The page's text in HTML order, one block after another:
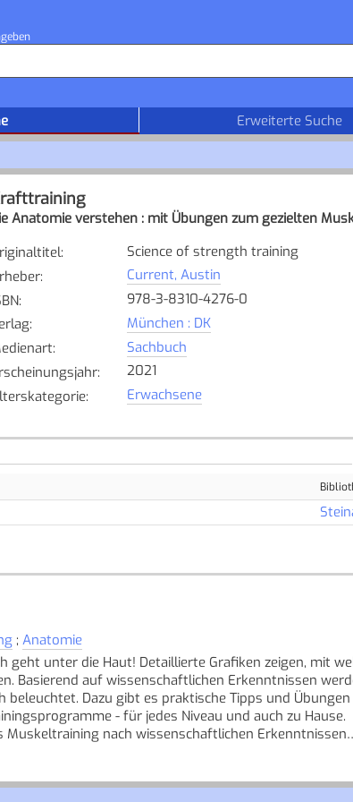
Erweiterte Suche
Anatomie verstehen : mit Übungen zum gezielten
:
Science of strength training
:
Current, Austin
:
978-3-8310-4276-0
:
München : DK
:
Sachbuch
:
2021
: Erwachsene
; Anatomie
geht unter die Haut! Detaillierte Grafiken zeigen, mit
Basierend auf wissenschaftlichen Erkenntnissen
beleuchtet. Dazu gibt es praktische Tipps und
- für jedes Niveau und auch zu Hause.
Muskeltraining nach wissenschaftlichen Erkenntnissen
Bankdrücken, Bizeps-Curls, Squats oder Deadlifts
sie? Mit welchen Übungen treffen Sie welche